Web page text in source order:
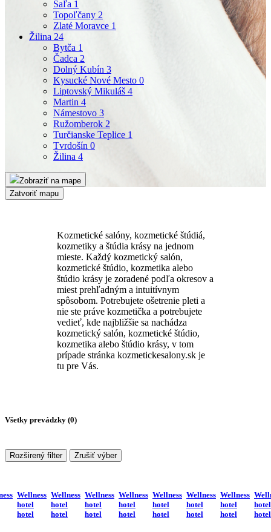
Šaľa 1
Topoľčany 2
Zlaté Moravce 1
Žilina 24
Bytča 1
Čadca 2
Dolný Kubín 3
Kysucké Nové Mesto 0
Liptovský Mikuláš 4
Martin 4
Námestovo 3
Ružomberok 2
Turčianske Teplice 1
Tvrdošín 0
Žilina 4
Zobraziť na mape
Zatvoriť mapu
Kozmetické salóny, kozmetické štúdiá,
kozmetiky a štúdia krásy na jednom
mieste. Každý kozmetický salón,
kozmetické štúdio, kozmetika alebo
štúdio krásy je zoradené podľa okresov a
miest prehľadným a intuitívnym
spôsobom. Potrebujete ošetrenie pleti a
nie ste práve kozmetička a potrebujete
vedieť, kde najbližšie sa nachádza
kozmetický salón, kozmetické štúdio,
kozmetika alebo štúdio krásy, v tom
prípade stránka kozmetickesalony.sk je
tu pre Vás.
Všetky prevádzky (0)
Rozširený filter Zrušiť výber
Wellness
hotel
hotel
Wellness
hotel
hotel
Wellness
hotel
hotel
Wellness
hotel
hotel
Wellness
hotel
hotel
Wellness
hotel
hotel
Wellness
hotel
hotel
hotel
hotel